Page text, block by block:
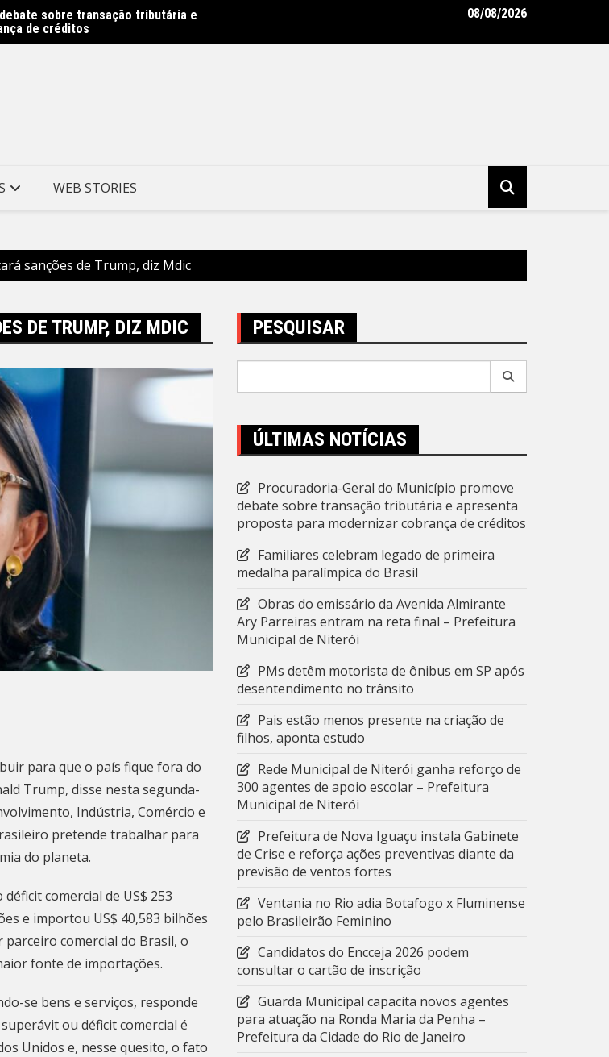
sobre transação tributária e
de créditos
Obras do emissário da Avenida Almirante Ary Parreiras entram na reta
08/08/2026
WEB STORIES
sanções de Trump, diz Mdic
DE TRUMP, DIZ MDIC
para que o país fique fora do
Trump, disse nesta segunda-
Indústria, Comércio e
pretende trabalhar para
do planeta.
comercial de US$ 253
e importou US$ 40,583 bilhões
comercial do Brasil, o
fonte de importações.
se bens e serviços, responde
ou déficit comercial é
Unidos e, nesse quesito, o fato
PESQUISAR
ÚLTIMAS NOTÍCIAS
Procuradoria-Geral do Município promove
debate sobre transação tributária e apresenta
proposta para modernizar cobrança de créditos
Familiares celebram legado de primeira
medalha paralímpica do Brasil
Obras do emissário da Avenida Almirante
Ary Parreiras entram na reta final – Prefeitura
Municipal de Niterói
PMs detêm motorista de ônibus em SP após
desentendimento no trânsito
Pais estão menos presente na criação de
filhos, aponta estudo
Rede Municipal de Niterói ganha reforço de
300 agentes de apoio escolar – Prefeitura
Municipal de Niterói
Prefeitura de Nova Iguaçu instala Gabinete
de Crise e reforça ações preventivas diante da
previsão de ventos fortes
Ventania no Rio adia Botafogo x Fluminense
pelo Brasileirão Feminino
Candidatos do Encceja 2026 podem
consultar o cartão de inscrição
Guarda Municipal capacita novos agentes
para atuação na Ronda Maria da Penha –
Prefeitura da Cidade do Rio de Janeiro